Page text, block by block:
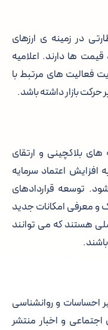
در زمینه ی ارزهای
ها دارند. اعلامیه
فعالیت های مرتبط با
حرکت بازار داشته باشد.
های بلاکچینی و ارتقای
افزایش اعتماد سرمایه
توسعه قراردادهای
و معرفی امکانات جدید
هستند که می توانند
احساسات و روانشناسی
و اخبار منتشر